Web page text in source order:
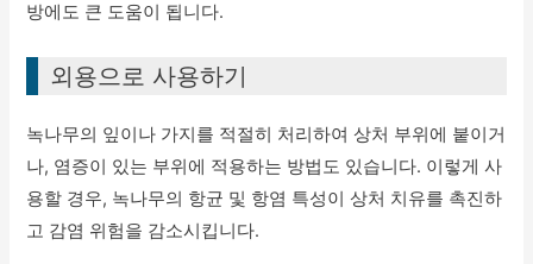
방에도 큰 도움이 됩니다.
외용으로 사용하기
녹나무의 잎이나 가지를 적절히 처리하여 상처 부위에 붙이거
나, 염증이 있는 부위에 적용하는 방법도 있습니다. 이렇게 사
용할 경우, 녹나무의 항균 및 항염 특성이 상처 치유를 촉진하
고 감염 위험을 감소시킵니다.